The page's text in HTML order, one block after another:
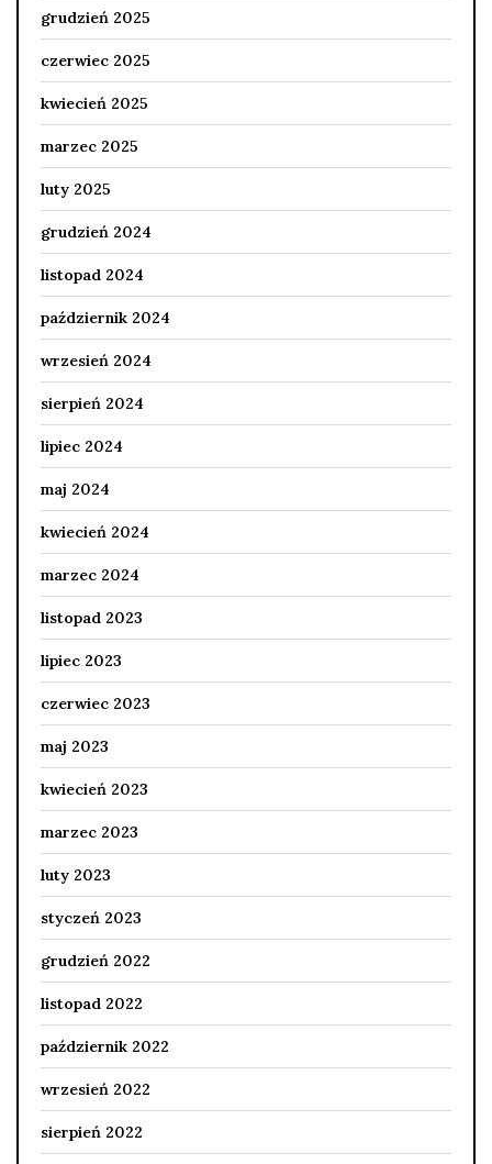
grudzień 2025
czerwiec 2025
kwiecień 2025
marzec 2025
luty 2025
grudzień 2024
listopad 2024
październik 2024
wrzesień 2024
sierpień 2024
lipiec 2024
maj 2024
kwiecień 2024
marzec 2024
listopad 2023
lipiec 2023
czerwiec 2023
maj 2023
kwiecień 2023
marzec 2023
luty 2023
styczeń 2023
grudzień 2022
listopad 2022
październik 2022
wrzesień 2022
sierpień 2022